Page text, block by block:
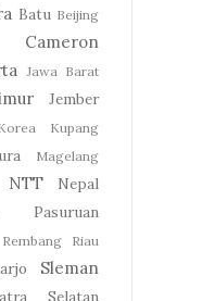
Batu Beijing
Cameron
Jawa Barat
Jember
Kupang
Magelang
NTT
Nepal
Pasuruan
Rembang
Riau
Sleman
Selatan